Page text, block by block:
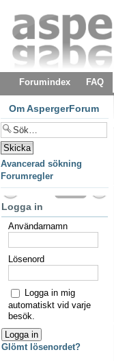
Forumindex FAQ
Om AspergerForum
Avancerad sökning
Forumregler
Logga in
Användarnamn
Lösenord
Logga in mig
automatiskt vid varje
besök.
Glömt lösenordet?